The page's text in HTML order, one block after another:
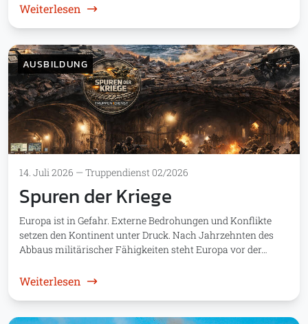
Weiterlesen : Kampf mit unbemannten Systemen
AUSBILDUNG
14. Juli 2026 — Truppendienst 02/2026
Spuren der Kriege
Europa ist in Gefahr. Externe Bedrohungen und Konflikte
setzen den Kontinent unter Druck. Nach Jahrzehnten des
Abbaus militärischer Fähigkeiten steht Europa vor der…
Weiterlesen : Spuren der Kriege